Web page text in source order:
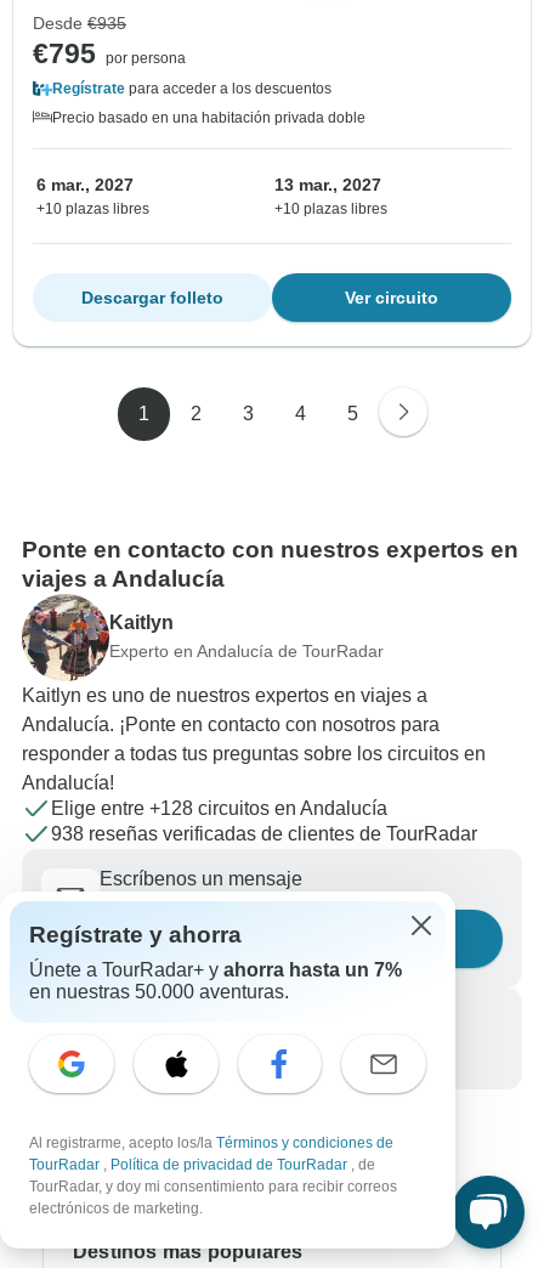
Desde €935
€795 por persona
Regístrate para acceder a los descuentos
Precio basado en una habitación privada doble
6 mar., 2027
+10 plazas libres
13 mar., 2027
+10 plazas libres
Ver circuito
Descargar folleto
1 2 3 4 5
Ponte en contacto con nuestros expertos en
viajes a Andalucía
Kaitlyn
Experto en Andalucía de TourRadar
Kaitlyn es uno de nuestros expertos en viajes a
Andalucía. ¡Ponte en contacto con nosotros para
responder a todas tus preguntas sobre los circuitos en
Andalucía!
Elige entre +128 circuitos en Andalucía
938 reseñas verificadas de clientes de TourRadar
Escríbenos un mensaje
Haznos una pregunta
+34 933 938 984
Destinos más populares
Regístrate y ahorra
Únete a TourRadar+ y ahorra hasta un 7%
en nuestras 50.000 aventuras.
Al registrarme, acepto los/la Términos y condiciones de
TourRadar , Política de privacidad de TourRadar , de
TourRadar, y doy mi consentimiento para recibir correos
electrónicos de marketing.